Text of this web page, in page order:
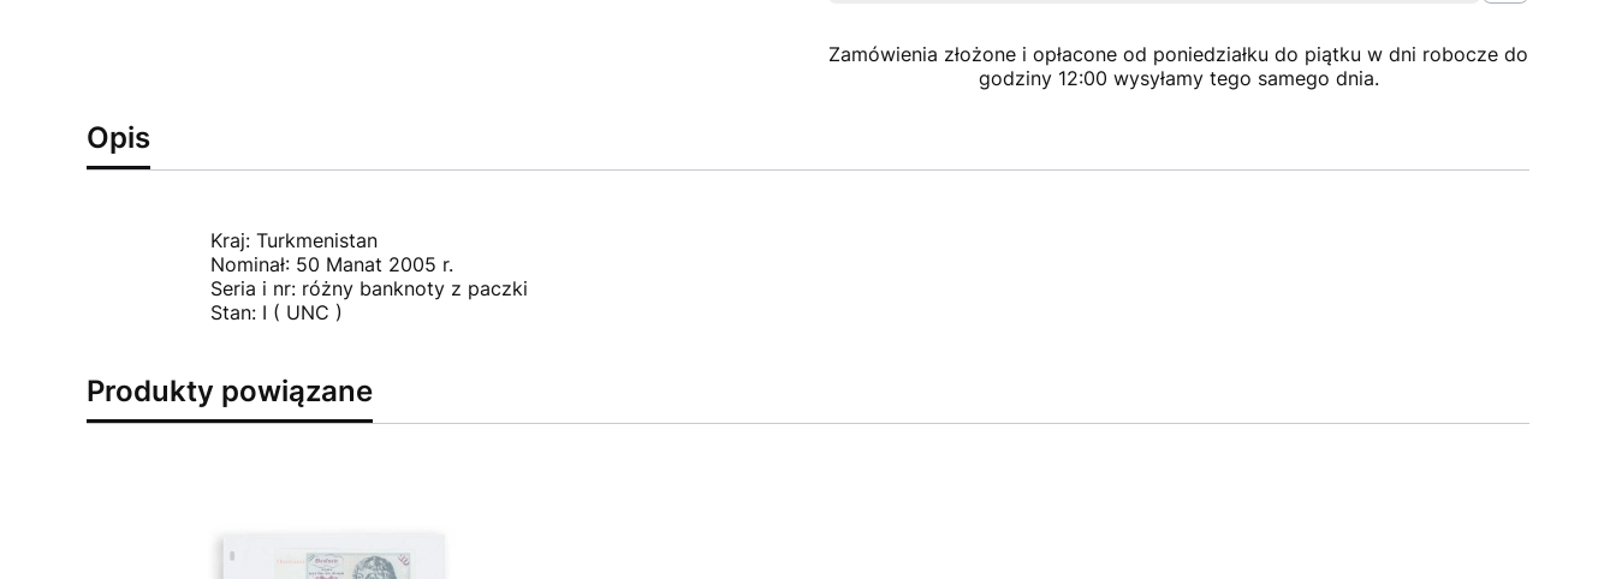
Zamówienia złożone i opłacone od poniedziałku do piątku w dni robocze do
godziny 12:00 wysyłamy tego samego dnia.
Opis
Kraj: Turkmenistan
Nominał: 50 Manat 2005 r.
Seria i nr: różny banknoty z paczki
Stan: I ( UNC )
Produkty powiązane